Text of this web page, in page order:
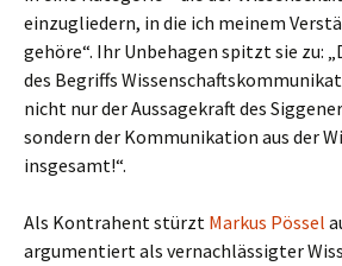
einzugliedern, in die ich meinem
gehöre“. Ihr Unbehagen spitzt sie zu:
des Begriffs
nicht nur der Aussagekraft des
sondern der Kommunikation aus der
insgesamt!“.
Als Kontrahent stürzt Markus Pössel
argumentiert als vernachlässigter